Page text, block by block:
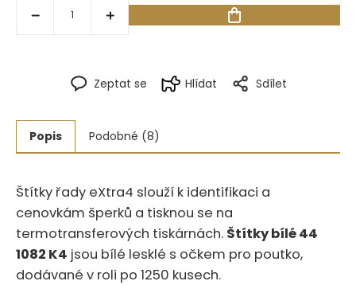
Zeptat se Hlídat Sdílet
Popis Podobné (8)
Štítky řady eXtra4 slouží k identifikaci a
cenovkám šperků a tisknou se na
termotransferových tiskárnách. Štítky bílé 44
1082 K4 jsou bílé lesklé s očkem pro poutko,
dodávané v roli po 1250 kusech.